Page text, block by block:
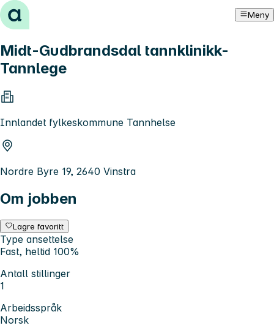
Hopp til innhold Meny
Midt-Gudbrandsdal tannklinikk-
Tannlege
Innlandet fylkeskommune Tannhelse
Nordre Byre 19, 2640 Vinstra
Om jobben
Lagre favoritt
Type ansettelse
Fast, heltid 100%
Antall stillinger
1
Arbeidsspråk
Norsk